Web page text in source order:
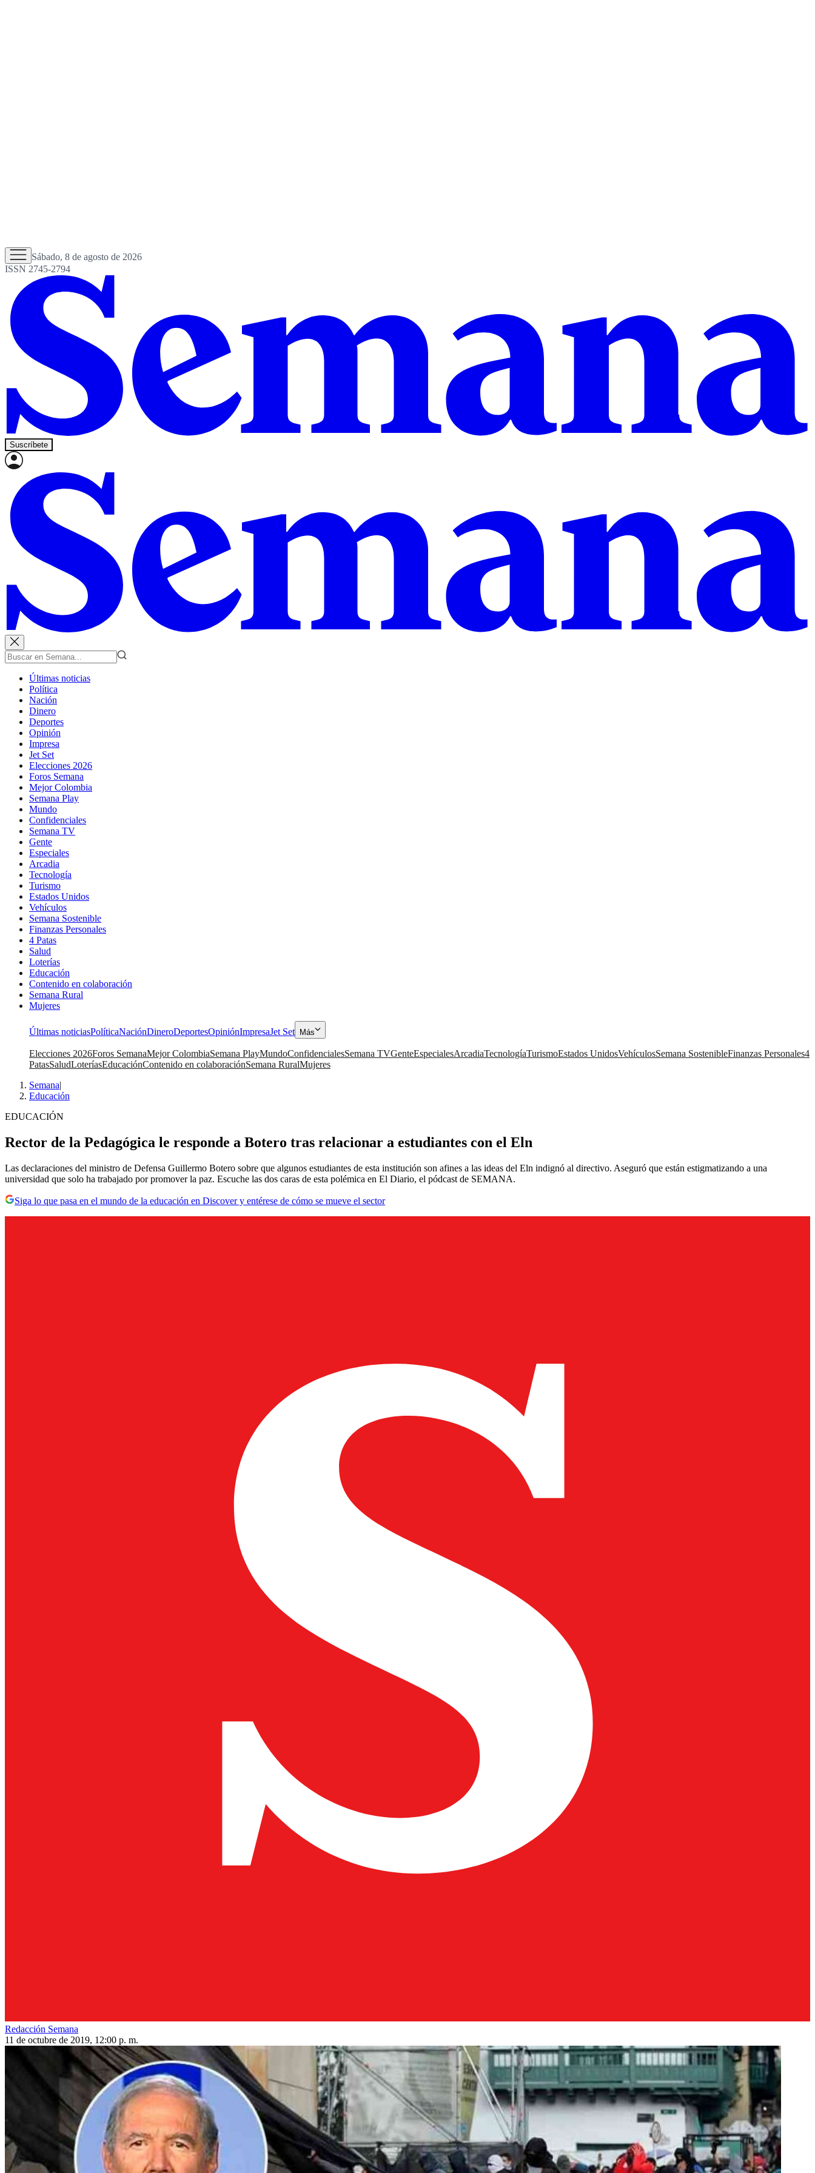
Sábado, 8 de agosto de 2026
ISSN 2745-2794
Suscríbete
Últimas noticias
Política
Nación
Dinero
Deportes
Opinión
Impresa
Jet Set
Elecciones 2026
Foros Semana
Mejor Colombia
Semana Play
Mundo
Confidenciales
Semana TV
Gente
Especiales
Arcadia
Tecnología
Turismo
Estados Unidos
Vehículos
Semana Sostenible
Finanzas Personales
4 Patas
Salud
Loterías
Educación
Contenido en colaboración
Semana Rural
Mujeres
Últimas noticiasPolíticaNaciónDineroDeportesOpiniónImpresaJet Set Más
Elecciones 2026Foros SemanaMejor ColombiaSemana PlayMundoConfidencialesSemana TVGenteEspecialesArcadiaTecnologíaTurismoEstados UnidosVehículosSemana SostenibleFinanzas Personales4
PatasSaludLoteríasEducaciónContenido en colaboraciónSemana RuralMujeres
Semana|
Educación
EDUCACIÓN
Rector de la Pedagógica le responde a Botero tras relacionar a estudiantes con el Eln
Las declaraciones del ministro de Defensa Guillermo Botero sobre que algunos estudiantes de esta institución son afines a las ideas del Eln indignó al directivo. Aseguró que están estigmatizando a una
universidad que solo ha trabajado por promover la paz. Escuche las dos caras de esta polémica en El Diario, el pódcast de SEMANA.
Siga lo que pasa en el mundo de la educación en Discover y entérese de cómo se mueve el sector
Redacción Semana
11 de octubre de 2019, 12:00 p. m.